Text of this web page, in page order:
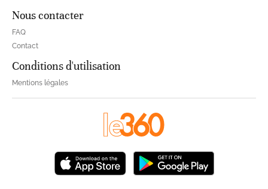
Nous contacter
FAQ
Contact
Conditions d'utilisation
Mentions légales